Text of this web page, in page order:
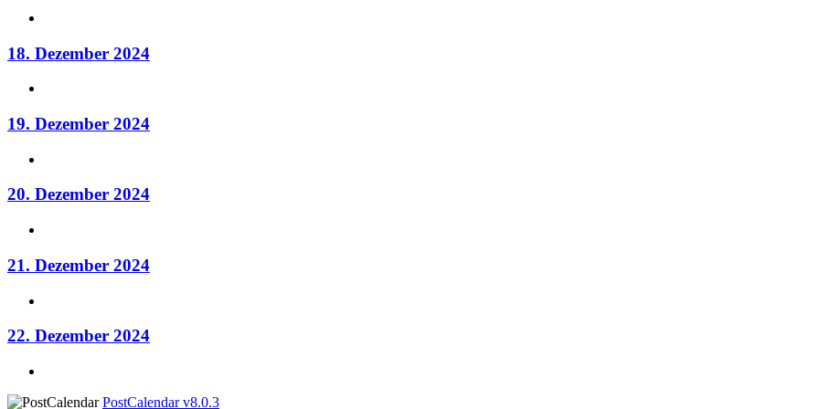
18. Dezember 2024
19. Dezember 2024
20. Dezember 2024
21. Dezember 2024
22. Dezember 2024
PostCalendar v8.0.3